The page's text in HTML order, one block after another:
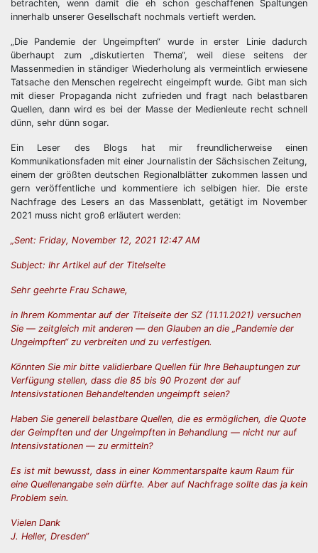
betrachten, wenn damit die eh schon geschaffenen Spaltungen
innerhalb unserer Gesellschaft nochmals vertieft werden.
„Die Pandemie der Ungeimpften“ wurde in erster Linie dadurch
überhaupt zum „diskutierten Thema“, weil diese seitens der
Massenmedien in ständiger Wiederholung als vermeintlich erwiesene
Tatsache den Menschen regelrecht eingeimpft wurde. Gibt man sich
mit dieser Propaganda nicht zufrieden und fragt nach belastbaren
Quellen, dann wird es bei der Masse der Medienleute recht schnell
dünn, sehr dünn sogar.
Ein Leser des Blogs hat mir freundlicherweise einen
Kommunikationsfaden mit einer Journalistin der Sächsischen Zeitung,
einem der größten deutschen Regionalblätter zukommen lassen und
gern veröffentliche und kommentiere ich selbigen hier. Die erste
Nachfrage des Lesers an das Massenblatt, getätigt im November
2021 muss nicht groß erläutert werden:
„Sent: Friday, November 12, 2021 12:47 AM
Subject: Ihr Artikel auf der Titelseite
Sehr geehrte Frau Schawe,
in Ihrem Kommentar auf der Titelseite der SZ (11.11.2021) versuchen
Sie — zeitgleich mit anderen — den Glauben an die „Pandemie der
Ungeimpften“ zu verbreiten und zu verfestigen.
Könnten Sie mir bitte validierbare Quellen für Ihre Behauptungen zur
Verfügung stellen, dass die 85 bis 90 Prozent der auf
Intensivstationen Behandeltenden ungeimpft seien?
Haben Sie generell belastbare Quellen, die es ermöglichen, die Quote
der Geimpften und der Ungeimpften in Behandlung — nicht nur auf
Intensivstationen — zu ermitteln?
Es ist mit bewusst, dass in einer Kommentarspalte kaum Raum für
eine Quellenangabe sein dürfte. Aber auf Nachfrage sollte das ja kein
Problem sein.
Vielen Dank
J. Heller, Dresden“